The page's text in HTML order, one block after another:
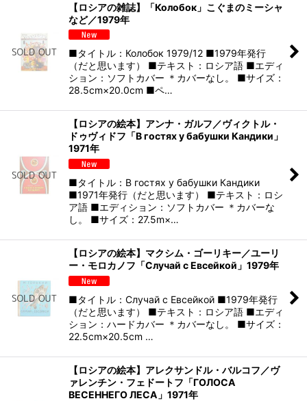
【ロシアの雑誌】「Колобок」こぐまのミーシャ
など／1979年
■タイトル：Колобок 1979/12 ■1979年発行
（だと思います） ■テキスト：ロシア語 ■エディ
ション：ソフトカバー ＊カバーなし。 ■サイズ：
28.5cm×20.0cm ■ペ…
【ロシアの絵本】アンナ・ガルフ／ヴィクトル・
ドゥヴィドフ「В гостях у бабушки Кандики」
1971年
■タイトル：В гостях у бабушки Кандики
■1971年発行（だと思います） ■テキスト：ロシ
ア語 ■エディション：ソフトカバー ＊カバーな
し。 ■サイズ：27.5m×…
【ロシアの絵本】マクシム・ゴーリキー／ユーリ
ー・モロカノフ「Случай с Евсейкой」1979年
■タイトル：Случай с Евсейкой ■1979年発行
（だと思います） ■テキスト：ロシア語 ■エディ
ション：ハードカバー ＊カバーなし。 ■サイズ：
22.5cm×20.5cm …
【ロシアの絵本】アレクサンドル・バルコフ／ヴ
ァレンチン・フェドートフ「ГОЛОСА
ВЕСЕННЕГО ЛЕСА」1971年